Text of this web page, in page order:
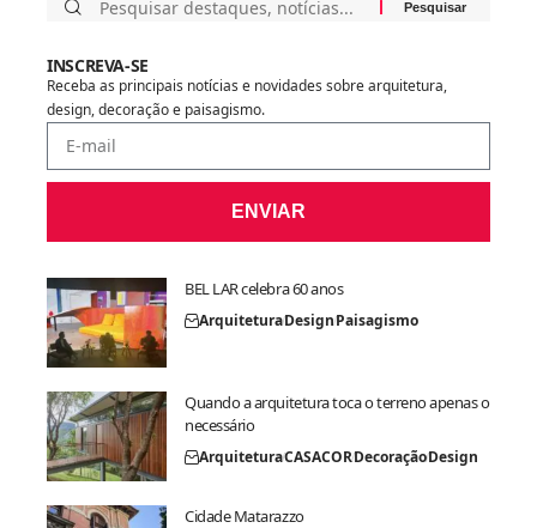
INSCREVA-SE
Receba as principais notícias e novidades sobre arquitetura,
design, decoração e paisagismo.
ENVIAR
BEL LAR celebra 60 anos
ArquiteturaDesignPaisagismo
Quando a arquitetura toca o terreno apenas o
necessário
ArquiteturaCASACORDecoraçãoDesign
Cidade Matarazzo